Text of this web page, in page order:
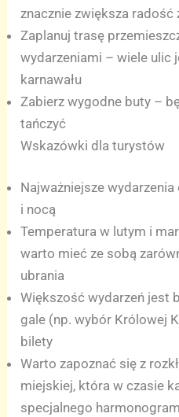
znacznie zwiększa radość
Zaplanuj trasę
wydarzeniami – wiele ulic
karnawału
Zabierz wygodne buty –
tańczyć
Wskazówki dla turystów
Najważniejsze
i nocą
Temperatura w lutym i
warto mieć ze sobą
ubrania
Większość wydarzeń jest
gale (np. wybór Królowej
bilety
Warto zapoznać się z
miejskiej, która w czasie
specjalnego